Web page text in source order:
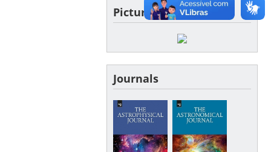
Picture of the day
Journals